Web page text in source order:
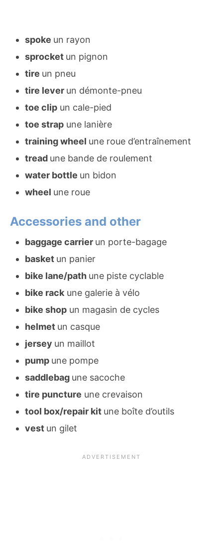
spoke un rayon
sprocket un pignon
tire un pneu
tire lever un démonte-pneu
toe clip un cale-pied
toe strap une lanière
training wheel une roue d’entraînement
tread une bande de roulement
water bottle un bidon
wheel une roue
Accessories and other
baggage carrier un porte-bagage
basket un panier
bike lane/path une piste cyclable
bike rack une galerie à vélo
bike shop un magasin de cycles
helmet un casque
jersey un maillot
pump une pompe
saddlebag une sacoche
tire puncture une crevaison
tool box/repair kit une boîte d’outils
vest un gilet